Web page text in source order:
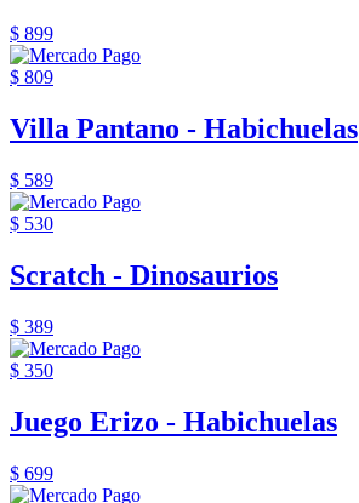
$ 899
$ 809
Villa Pantano - Habichuelas
$ 589
$ 530
Scratch - Dinosaurios
$ 389
$ 350
Juego Erizo - Habichuelas
$ 699